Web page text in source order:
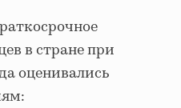
в стране при
оценивались